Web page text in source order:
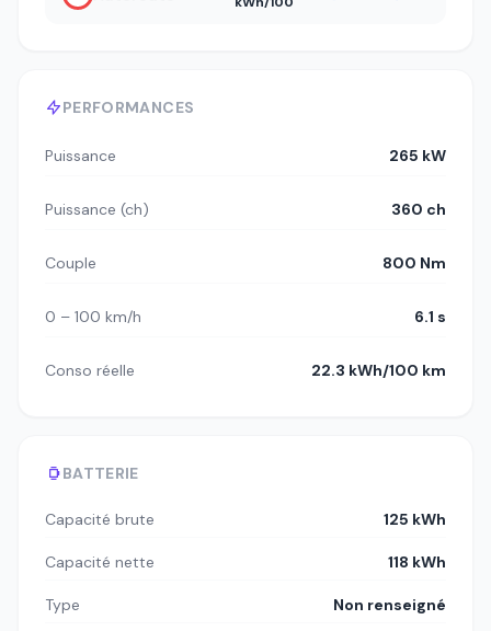
PERFORMANCES
Puissance 265 kW
Puissance (ch) 360 ch
Couple 800 Nm
0 – 100 km/h 6.1 s
Conso réelle 22.3 kWh/100 km
BATTERIE
Capacité brute 125 kWh
Capacité nette 118 kWh
Type Non renseigné